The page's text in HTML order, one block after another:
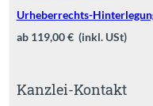
Urheberrechts-
ab 119,00 € (inkl. USt)
Kanzlei-Kontakt